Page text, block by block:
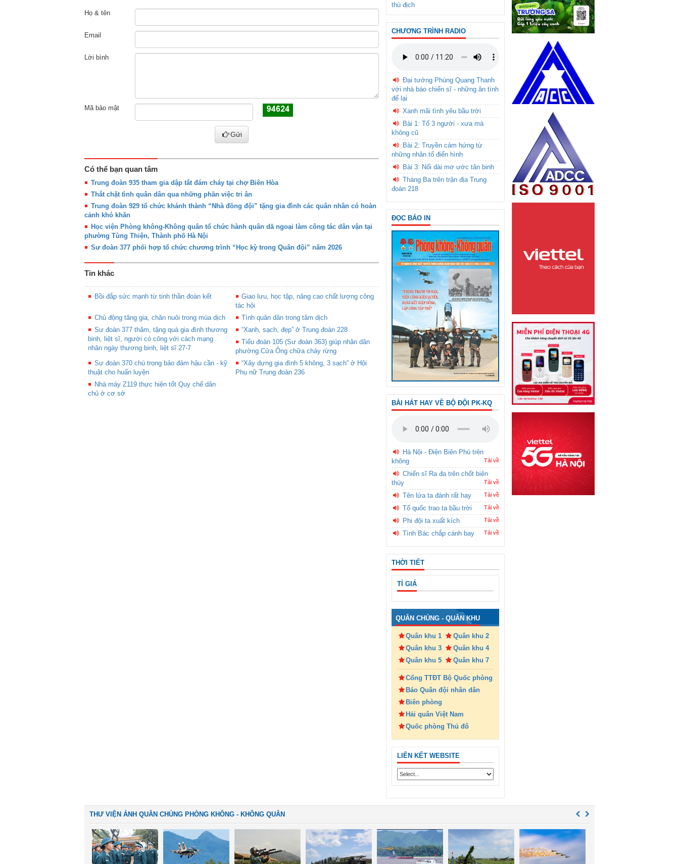
Họ & tên
Email
Lời bình
Mã bảo mật
Gửi
Có thể bạn quan tâm
Trung đoàn 935 tham gia dập tắt đám cháy tại chợ Biên Hòa
Thắt chặt tình quân dân qua những phần việc tri ân
Trung đoàn 929 tổ chức khánh thành “Nhà đồng đội” tặng gia đình các quân nhân có hoàn
cảnh khó khăn
Học viện Phòng không-Không quân tổ chức hành quân dã ngoại làm công tác dân vận tại
phường Tùng Thiện, Thành phố Hà Nội
Sư đoàn 377 phối hợp tổ chức chương trình “Học kỳ trong Quân đội” năm 2026
Tin khác
Bồi đắp sức mạnh từ tinh thần đoàn kết
Giao lưu, học tập, nâng cao chất lượng công
tác hội
Chủ động tăng gia, chăn nuôi trong mùa dịch
Tình quân dân trong tâm dịch
Sư đoàn 377 thăm, tặng quà gia đình thương
binh, liệt sĩ, người có công với cách mạng
nhân ngày thương binh, liệt sĩ 27-7
“Xanh, sạch, đẹp” ở Trung đoàn 228
Tiểu đoàn 105 (Sư đoàn 363) giúp nhân dân
phường Cửa Ông chữa cháy rừng
Sư đoàn 370 chú trọng bảo đảm hậu cần - kỹ
thuật cho huấn luyện
“Xây dựng gia đình 5 không, 3 sạch” ở Hội
Phụ nữ Trung đoàn 236
Nhà máy Z119 thực hiện tốt Quy chế dân
chủ ở cơ sở
thù địch
CHƯƠNG TRÌNH RADIO
Đại tướng Phùng Quang Thanh
với nhà báo chiến sĩ - những ân tình
để lại
Xanh mãi tình yêu bầu trời
Bài 1: Tổ 3 người - xưa mà
không cũ
Bài 2: Truyền cảm hứng từ
những nhân tố điển hình
Bài 3: Nối dài mơ ước tân binh
Tháng Ba trên trận địa Trung
đoàn 218
ĐỌC BÁO IN
BÀI HÁT HAY VỀ BỘ ĐỘI PK-KQ
Hà Nội - Điện Biên Phủ trên
không
Tải về
Chiến sĩ Ra đa trên chốt biên
thùy
Tải về
Tên lửa ta đánh rất hay Tải về
Tổ quốc trao ta bầu trời Tải về
Phi đội ta xuất kích Tải về
Tình Bác chắp cánh bay Tải về
THỜI TIẾT
TỈ GIÁ
QUÂN CHỦNG - QUÂN KHU
Quân khu 1
Quân khu 2
Quân khu 3
Quân khu 4
Quân khu 5
Quân khu 7
Cổng TTĐT Bộ Quốc phòng
Báo Quân đội nhân dân
Biên phòng
Hải quân Việt Nam
Quốc phòng Thủ đô
LIÊN KẾT WEBSITE
THƯ VIỆN ẢNH QUÂN CHỦNG PHÒNG KHÔNG - KHÔNG QUÂN